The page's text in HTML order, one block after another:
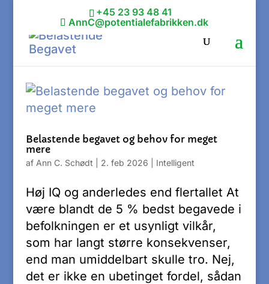
+45 23 93 48 41
AnnC@potentialefabrikken.dk
Belastende begavet og behov for meget
mere
af Ann C. Schødt 2. feb 2026 Intelligent
Høj IQ og anderledes end flertallet At
være blandt de 5 % bedst begavede i
befolkningen er et usynligt vilkår,
som har langt større konsekvenser,
end man umiddelbart skulle tro. Nej,
det er ikke en ubetinget fordel, sådan